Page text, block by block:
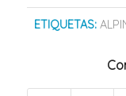
ETIQUETAS: